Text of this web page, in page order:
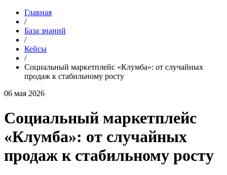
Главная
/
База знаний
/
Кейсы
/
Социальный маркетплейс «Клумба»: от случайных
продаж к стабильному росту
06 мая 2026
Социальный маркетплейс
«Клумба»: от случайных
продаж к стабильному росту